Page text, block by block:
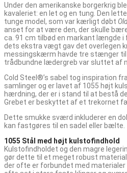
Under den amerikanske borgerkrig
kavaleriet: en let og en tung. Den
tunge model, som var kærligt døbt
anset for at være den, der skulle
ca. 91 cm tilbød en markant længde i
dets ekstra vægt gav det overlegen
messingskærm havde tre stænger til
trådbundne lædergreb var sluttet af
Cold Steel®’s sabel tog inspiration
samlinger og er lavet af 1055 højt
hærdning, der er i stand til at bestå
Grebet er beskyttet af et trekornet
Dette smukke sværd inkluderer en
kan fastgøres til en sadel eller bælte.
1055 Stål med højt kulstofindhold
Kulstofindholdet og den magre
gør dette til et meget robust
der ofte er forbundet med